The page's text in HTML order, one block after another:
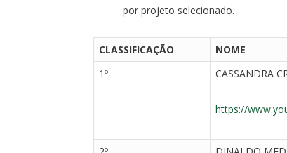
por projeto selecionado.
CLASSIFICAÇÃO NOME
1º.
CASSANDRA
https://